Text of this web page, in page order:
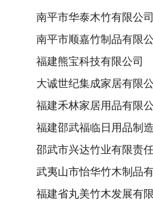
南平市华泰木竹有限公司
南平市顺嘉竹制品有限
福建熊宝科技有限公司
大诚世纪集成家居有限
福建禾林家居用品有限
福建邵武福临日用品制
邵武市兴达竹业有限责
武夷山市怡华竹木制品
福建省丸美竹木发展有